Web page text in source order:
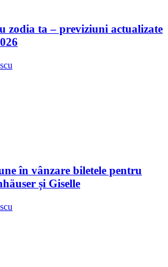
zodia ta – previziuni actualizate
în vânzare biletele pentru
și Giselle